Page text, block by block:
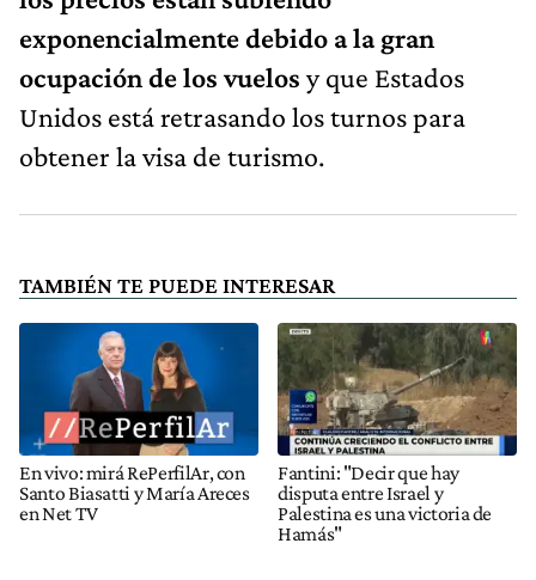
exponencialmente debido a la gran
ocupación de los vuelos y que Estados
Unidos está retrasando los turnos para
obtener la visa de turismo.
TAMBIÉN TE PUEDE INTERESAR
En vivo: mirá RePerfilAr, con
Santo Biasatti y María Areces
en Net TV
Fantini: "Decir que hay
disputa entre Israel y
Palestina es una victoria de
Hamás"